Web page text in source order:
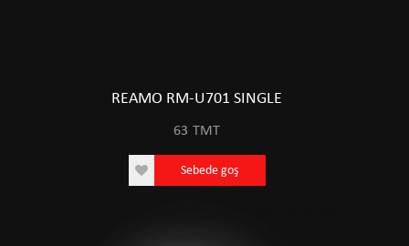
REAMO RM-U701 SINGLE
63 TMT
Sebede goş